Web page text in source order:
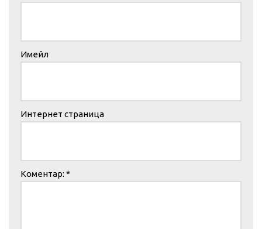
Имейл
Интернет страница
Коментар: *